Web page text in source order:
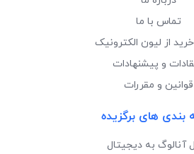
تماس با ما
از لیون الکترونیک
و پیشنهادات
قوانین و مقررات
بندی های برگزیده
آنالوگ به دیجیتال